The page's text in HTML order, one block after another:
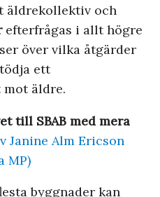
äldrekollektiv och
efterfrågas i allt högre
över vilka åtgärder
ett
äldre.
till SBAB med mera
Janine Alm Ericson
MP)
byggnader kan